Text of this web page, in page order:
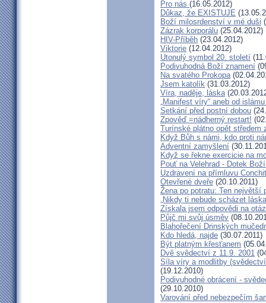
Pro nás (16.05.2012)
Důkaz, že EXISTUJE
Boží milosrdenství v mé duši
Zázrak korporálu (25.04.2012)
HIV-Příběh (23.04.2012)
Viktorie (12.04.2012)
Utonulý symbol 20. století
Podivuhodná Boží znamení
Na svatého Prokopa
Jsem katolík (31.03.2012)
Víra, naděje, láska
„Manifest víry“ aneb od
Setkání před postní dobou
Zpověď =nádherný restart!
Turínské plátno opět středem
Když Bůh s námi, kdo proti
Adventní zamyšlení
Když se řekne exercicie na
Pouť na Velehrad - Dotek
Uzdravení na přímluvu
Otevřené dveře (20.10.2011)
Žena po potratu: Ten největší
„Nikdy ti nebude scházet
Získala jsem odpovědi na
Půjč mi svůj úsměv
Blahořečení Drinských
Kdo hledá, najde (30.07.2011)
Být platným křesťanem
Dvě svědectví z 11.9. 2001
Síla víry a modlitby
(19.12.2010)
Podivuhodné obrácení -
(29.10.2010)
Varování před nebezpečím